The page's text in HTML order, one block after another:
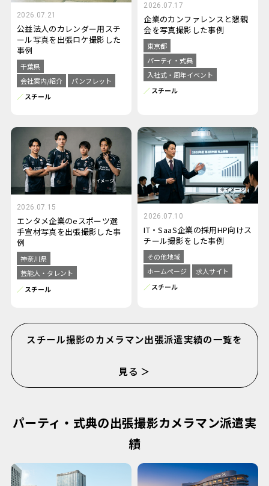
2026.07.21
公益法人のカレンダー用スチ
ール写真を出張ロケ撮影した
事例
千葉県
会社案内/紹介
パンフレット
スチール
2026.07.17
企業のカンファレンスと懇親
会を写真撮影した事例
東京都
パーティ・式典
入社式・周年イベント
スチール
2026.07.15
エンタメ企業のeスポーツ選
手宣材写真を出張撮影した事
例
神奈川県
芸能人・タレント
スチール
2026.07.10
IT・SaaS企業の採用HP向けス
チール撮影をした事例
その他地域
ホームページ
求人サイト
スチール
スチール撮影のカメラマン出張派遣実績の一覧を
見る ＞
パーティ・式典の出張撮影カメラマン派遣実
績